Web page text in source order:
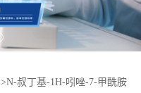
>N-叔丁基-1H-吲唑-7-甲酰胺